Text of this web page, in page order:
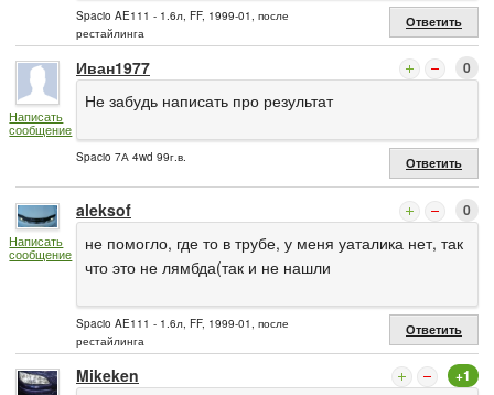
Spacio AE111 - 1.6л, FF, 1999-01, после
рестайлинга
Ответить
Написать
сообщение
Иван1977 0
Не забудь написать про результат
Spacio 7А 4wd 99г.в. Ответить
Написать
сообщение
aleksof 0
не помогло, где то в трубе, у меня уаталика нет, так
что это не лямбда(так и не нашли
Spacio AE111 - 1.6л, FF, 1999-01, после
рестайлинга
Ответить
Mikeken +1